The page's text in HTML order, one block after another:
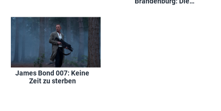
James Bond 007: Keine
Zeit zu sterben